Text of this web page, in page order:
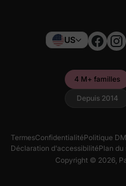
US
4 M+ familles
Depuis 2014
TermesConfidentialitéPolitique
Déclaration d'accessibilitéPlan du
Copyright © 2026,